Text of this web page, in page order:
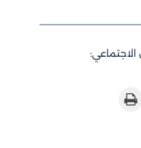
الاجتماعي:
Print this Page